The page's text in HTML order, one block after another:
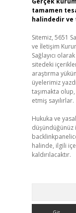
tamamen
halindedir ve
Sitemiz, 5651
ve İletişim
Sağlayıcı
sitedeki
araştırma
üyelerimiz
taşımakta
etmiş sayılırlar.
Hukuka ve
düşündüğünüz
halinde, ilgili
kaldırılacaktır.